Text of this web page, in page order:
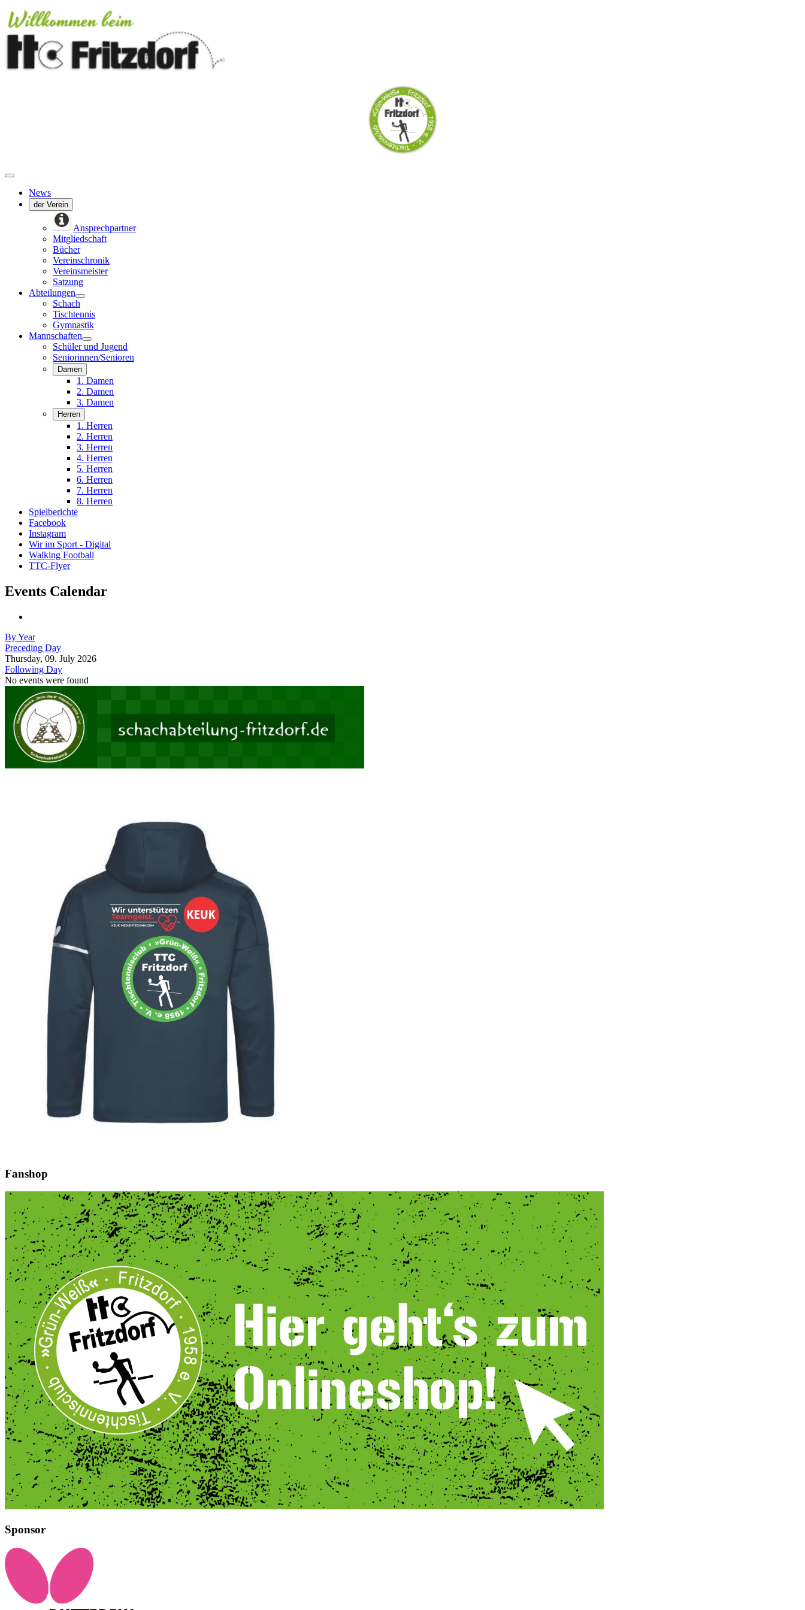
News
der Verein
Ansprechpartner
Mitgliedschaft
Bücher
Vereinschronik
Vereinsmeister
Satzung
Abteilungen
Schach
Tischtennis
Gymnastik
Mannschaften
Schüler und Jugend
Seniorinnen/Senioren
Damen
1. Damen
2. Damen
3. Damen
Herren
1. Herren
2. Herren
3. Herren
4. Herren
5. Herren
6. Herren
7. Herren
8. Herren
Spielberichte
Facebook
Instagram
Wir im Sport - Digital
Walking Football
TTC-Flyer
Events Calendar
By Year
Preceding Day
Thursday, 09. July 2026
Following Day
No events were found
Fanshop
Sponsor